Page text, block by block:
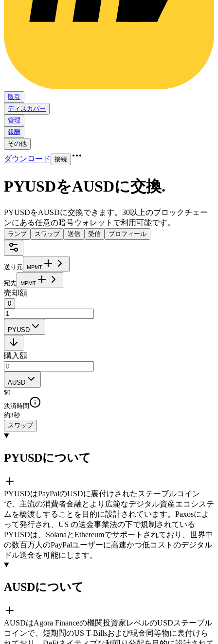
取引
ディスカバー
管理
報酬
その他
ダウンロード 接続
PYUSDをAUSDに交換.
PYUSDをAUSDに交換できます。30以上のブロックチェー
ンにある任意の暗号ウォレットで利用可能です。
ランプ スワップ 送信 受信 プロフィール
送り元 MPMT
宛先 MPMT
売却額
0
PYUSD
購入額
AUSD
$0
決済時間
約3秒
スワップ
PYUSDについて
PYUSDはPayPalのUSDに裏付けされたステーブルコイン
で、主流の消費者金融とより広範なデジタル資産エコシステ
ムを橋渡しすることを目的に設計されています。Paxosによ
って発行され、US の送金事業法の下で規制されている
PYUSDは、SolanaとEthereumでサポートされており、世界中
の数百万人のPayPalユーザーに高速かつ低コストのデジタル
ドル送金を可能にします。
AUSDについて
AUSDはAgora Financeの機関投資家レベルのUSDステーブル
コインで、短期間のUS T-Billsおよび現金同等物に裏付けら